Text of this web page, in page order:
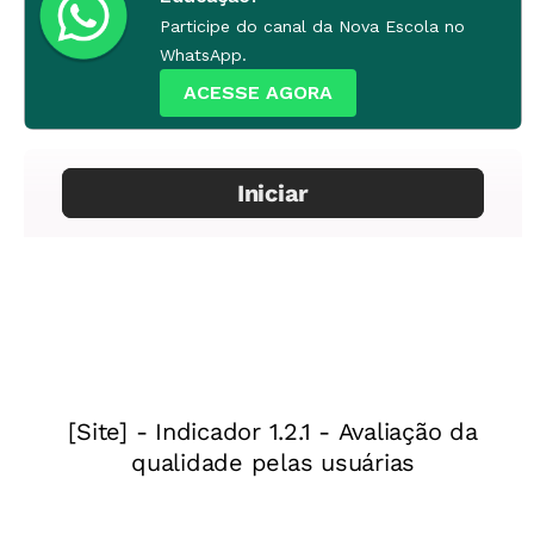
pronuncie-os com a classe.
2ª etapa
e palavras que indiquem palavras estrangeiras.
4ª etapa
Para finalizar, sugira que os alunos criem uma
Participe do canal da Nova Escola no
WhatsApp.
ACESSE AGORA